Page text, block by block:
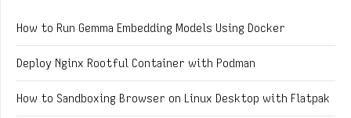
How to Run Gemma Embedding Models Using Docker
Deploy Nginx Rootful Container with Podman
How to Sandboxing Browser on Linux Desktop with Flatpak